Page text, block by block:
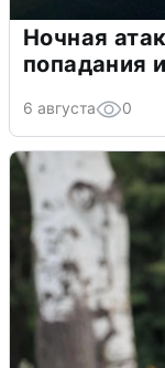
Ночная
попадания
6 августа 0